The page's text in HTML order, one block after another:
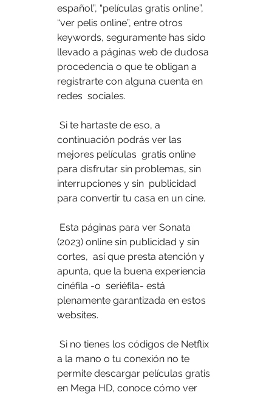
español”, “películas gratis online”,
“ver pelis online”, entre otros
keywords, seguramente has sido
llevado a páginas web de dudosa
procedencia o que te obligan a
registrarte con alguna cuenta en
redes  sociales.
continuación podrás ver las
mejores películas  gratis online
para disfrutar sin problemas, sin
interrupciones y sin  publicidad
para convertir tu casa en un cine.
(2023) online sin publicidad y sin
cortes,  así que presta atención y
apunta, que la buena experiencia
cinéfila -o  seriéfila- está
plenamente garantizada en estos
websites.
a la mano o tu conexión no te
permite descargar películas gratis
en Mega HD, conoce cómo ver